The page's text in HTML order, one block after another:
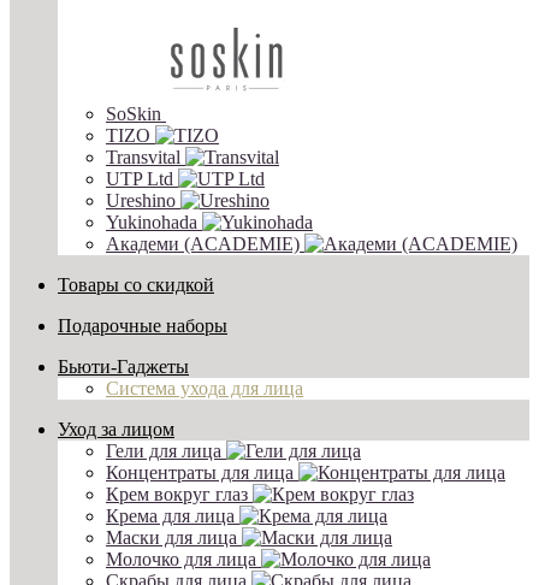
SoSkin
TIZO
Transvital
UTP Ltd
Ureshino
Yukinohada
Академи (ACADEMIE)
Товары со скидкой
Подарочные наборы
Бьюти-Гаджеты
Система ухода для лица
Уход за лицом
Гели для лица
Концентраты для лица
Крем вокруг глаз
Крема для лица
Маски для лица
Молочко для лица
Скрабы для лица